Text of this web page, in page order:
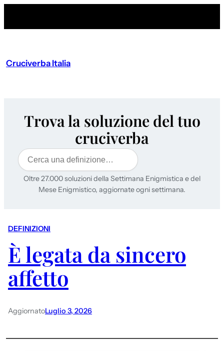
Cruciverba Italia
Trova la soluzione del tuo
cruciverba
Cerca
Oltre 27.000 soluzioni della Settimana Enigmistica e del
Mese Enigmistico, aggiornate ogni settimana.
DEFINIZIONI
È legata da sincero
affetto
AggiornatoLuglio 3, 2026